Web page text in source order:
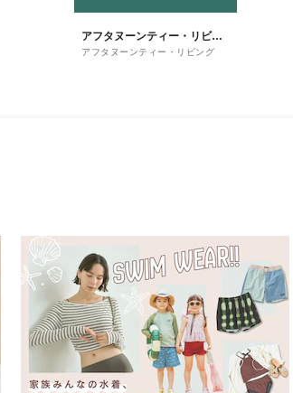
アフタヌーンティー・リビン
グ
アフタヌーンティー・リビング